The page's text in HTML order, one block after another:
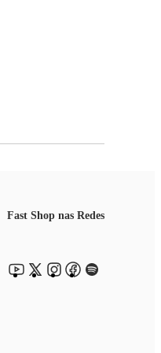
Fast Shop nas Redes